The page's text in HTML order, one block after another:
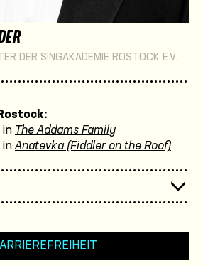
DER SINGAKADEMIE ROSTOCK E.V.
in The Addams Family
in Anatevka (Fiddler on the Roof)